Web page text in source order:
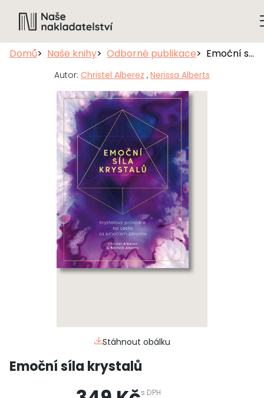
Domů Naše knihy Odborné publikace Emoční síla krystalů
Autor: Christel Alberez , Nerissa Alberts
Stáhnout obálku
Emoční síla krystalů
s DPH